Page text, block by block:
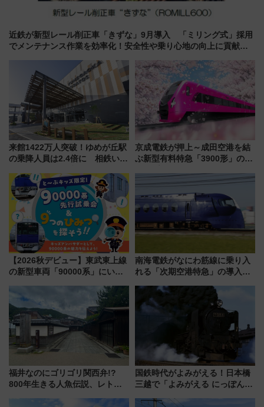
近鉄が新型レール削正車「きずな」9月導入 「ミリング式」採用
でメンテナンス作業を効率化！安全性や乗り心地の向上に貢献す
来館1422万人突破！ゆめが丘駅
の乗降人員は2.4倍に 相鉄いず
年祭にそうにゃん＆DB.スター
マンが登場
京成電鉄が押上～成田空港を結
ぶ新型有料特急「3900形」のコ
募集も実施
【2026秋デビュー】東武東上線
の新型車両「90000系」にいち
向け先行試乗会でキッズアンバ
サダーになろう
南海電鉄がなにわ筋線に乗り入
れる「次期空港特急」の導入を
日本初の鉄道デザイン
福井なのにゴリゴリ関西弁!?
800年生きる人魚伝説、レトロ
国鉄時代がよみがえる！日本橋
三越で「よみがえる にっぽんの